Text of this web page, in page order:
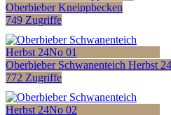
Oberbieber Kneippbecken
749 Zugriffe
Oberbieber Schwanenteich Herbst
772 Zugriffe